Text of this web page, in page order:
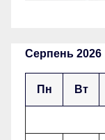
Серпень 2026
Пн Вт